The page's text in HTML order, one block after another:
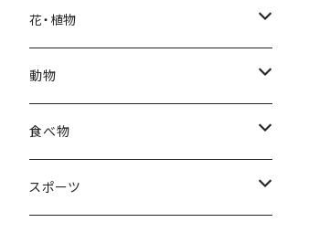
福袋
ブラックフライデー
ハロウィン
正月
アフリカン
日本
ヨーロッパ
トライバル
男性
子供
サンタクロース
七福神
海
雲
星
雫
花・植物
カーネーション
梅
桜
動物
ネコ
ウマ
食べ物
スイーツ
スポーツ